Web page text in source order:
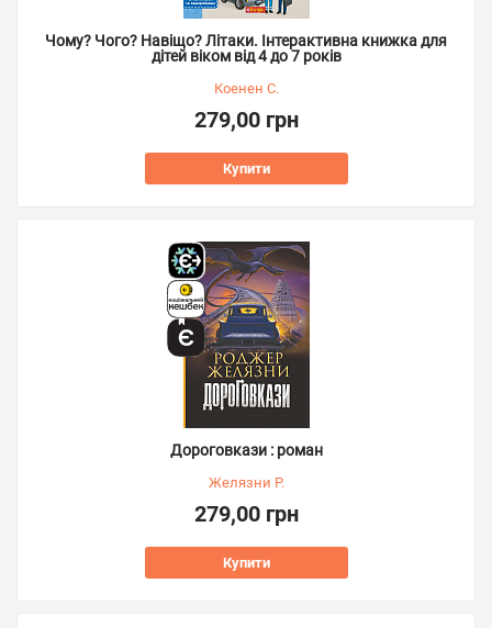
Чому? Чого? Навіщо? Літаки. Інтерактивна книжка для
дітей віком від 4 до 7 років
Коенен С.
279,00 грн
Купити
Дороговкази : роман
Желязни Р.
279,00 грн
Купити